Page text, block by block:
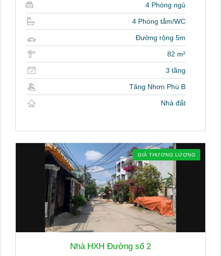
4 Phòng ngủ
4 Phòng tắm/WC
Đường rộng 5m
82 m²
3 tầng
Tăng Nhơn Phú B
Nhà đất
GIÁ THƯƠNG LƯỢNG
Nhà HXH Đường số 2